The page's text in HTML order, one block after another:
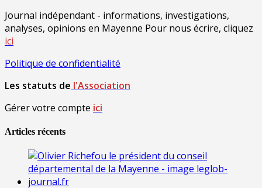
Journal indépendant - informations, investigations,
analyses, opinions en Mayenne Pour nous écrire, cliquez
ici
Politique de confidentialité
Les statuts de l'Association
Gérer votre compte ici
Articles récents